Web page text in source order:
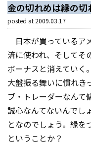
金の切れめは縁の切
posted at 2009.03.17
日本が買っているア
済に使われ、そしてそ
ボーナスと消えていく
大盤振る舞いに慣れき
ブ・トレーダーなんて
誠心なんてないんでし
となのでしょう。縁を
ということか？